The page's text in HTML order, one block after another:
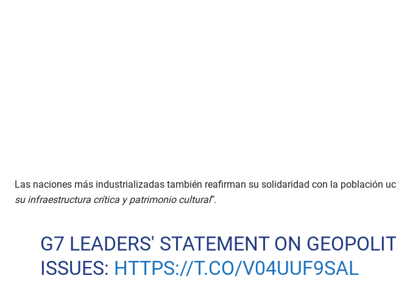
Las naciones más industrializadas también reafirman su solidaridad con la población
su infraestructura crítica y patrimonio cultural”.
G7 LEADERS' STATEMENT ON
ISSUES: HTTPS://T.CO/V04UUF9SAL